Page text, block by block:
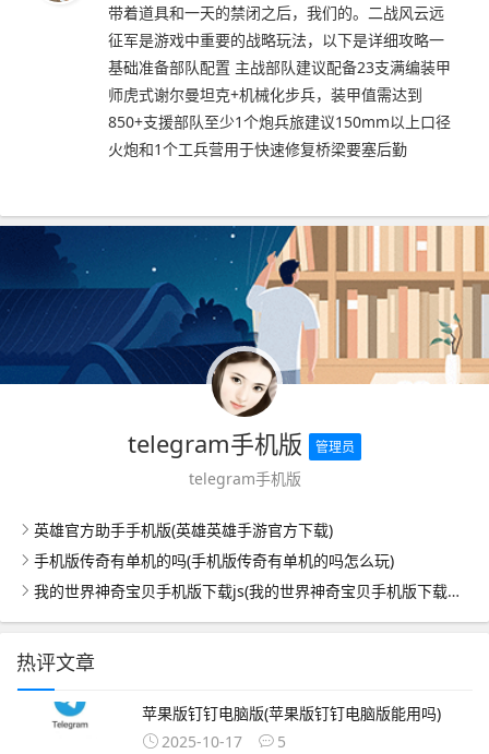
带着道具和一天的禁闭之后，我们的。二战风云远
征军是游戏中重要的战略玩法，以下是详细攻略一
基础准备部队配置 主战部队建议配备23支满编装甲
师虎式谢尔曼坦克+机械化步兵，装甲值需达到
850+支援部队至少1个炮兵旅建议150mm以上口径
火炮和1个工兵营用于快速修复桥梁要塞后勤
telegram手机版 管理员
telegram手机版
英雄官方助手手机版(英雄英雄手游官方下载)
手机版传奇有单机的吗(手机版传奇有单机的吗怎么玩)
我的世界神奇宝贝手机版下载js(我的世界神奇宝贝手机版下载无视频)
热评文章
苹果版钉钉电脑版(苹果版钉钉电脑版能用吗)
2025-10-17
5